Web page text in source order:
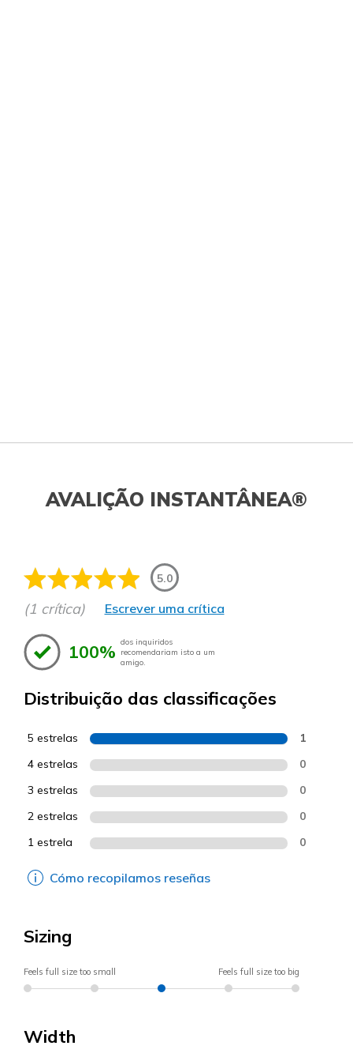
AVALIÇÃO INSTANTÂNEA®
5.0
(1 crítica) Escrever uma crítica
100% dos inquiridos
recomendariam isto a um
amigo.
Distribuição das classificações
5 estrelas 1
4 estrelas 0
3 estrelas 0
2 estrelas 0
1 estrela 0
Cómo recopilamos reseñas
Sizing
Feels full size too small Feels full size too big
Width